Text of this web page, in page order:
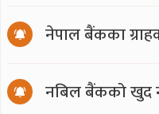
नेपाल बैंकका
नबिल बैंकको खुद